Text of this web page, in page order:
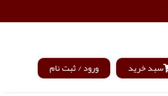
سبد خرید ورود / ثبت نام